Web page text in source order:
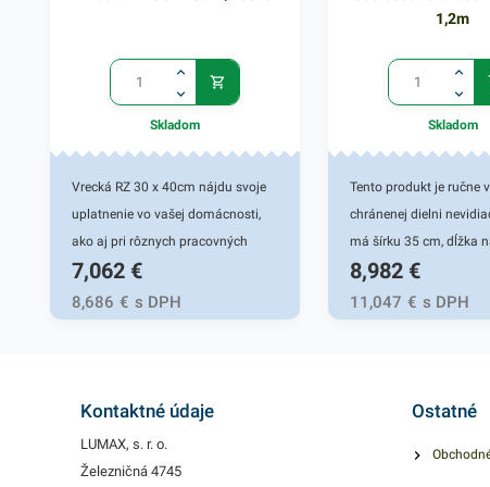
Skladom
Vrecká RZ 30 x 40cm nájdu svoje
uplatnenie vo vašej domácnosti,
ako aj pri rôznych pracovných
činnostiach. Rýchlouzatváracie
vrecká sú vhodné pre
uskladňovanie malých predmetov
funkčné izolovanie vďaka
7,062 €
8,686 € s DPH
1,2m
Skladom
Tento produkt je ručne
chránenej dielni
má šírku 35 cm, dĺžka
120 cm. Štetiny sú
recyklovaného plastu.
vhodná na zametanie
dostupná aj v iných
8,982 €
11,047 € s DPH
Kontaktné údaje
LUMAX, s. r. o.
Železničná 4745
Ostatné